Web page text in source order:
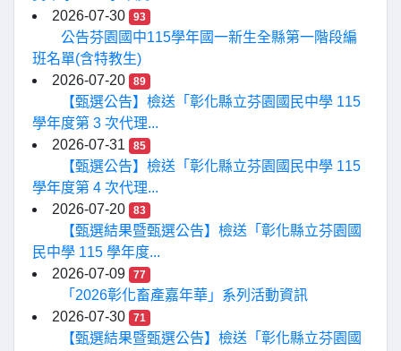
2026-07-30
93
公告芬園國中115學年國一新生全縣第一階段編
班名單(含特教生)
2026-07-20
89
【甄選公告】檢送「彰化縣立芬園國民中學 115
學年度第 3 次代理...
2026-07-31
85
【甄選公告】檢送「彰化縣立芬園國民中學 115
學年度第 4 次代理...
2026-07-20
83
【甄選結果暨甄選公告】檢送「彰化縣立芬園國
民中學 115 學年度...
2026-07-09
77
「2026彰化畜產嘉年華」系列活動資訊
2026-07-30
71
【甄選結果暨甄選公告】檢送「彰化縣立芬園國